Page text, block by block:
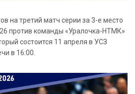
на третий матч серии за 3-е место
против команды «Уралочка-НТМК»
состоится 11 апреля в УСЗ
в 16:00.